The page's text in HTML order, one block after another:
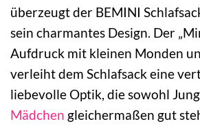
überzeugt der BEMINI
sein charmantes Design. Der
Aufdruck mit kleinen Monden
verleiht dem Schlafsack eine
liebevolle Optik, die sowohl
Mädchen gleichermaßen gut